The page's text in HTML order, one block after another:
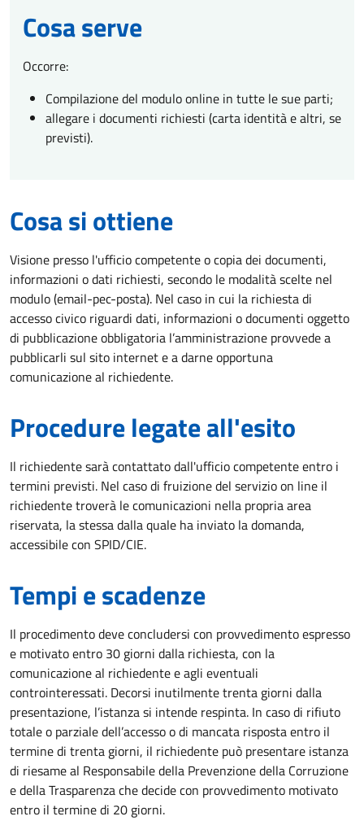
Cosa serve
Occorre:
Compilazione del modulo online in tutte le sue parti;
allegare i documenti richiesti (carta identità e altri, se
previsti).
Cosa si ottiene
Visione presso l'ufficio competente o copia dei documenti,
informazioni o dati richiesti, secondo le modalità scelte nel
modulo (email-pec-posta). Nel caso in cui la richiesta di
accesso civico riguardi dati, informazioni o documenti oggetto
di pubblicazione obbligatoria l’amministrazione provvede a
pubblicarli sul sito internet e a darne opportuna
comunicazione al richiedente.
Procedure legate all'esito
Il richiedente sarà contattato dall'ufficio competente entro i
termini previsti. Nel caso di fruizione del servizio on line il
richiedente troverà le comunicazioni nella propria area
riservata, la stessa dalla quale ha inviato la domanda,
accessibile con SPID/CIE.
Tempi e scadenze
Il procedimento deve concludersi con provvedimento espresso
e motivato entro 30 giorni dalla richiesta, con la
comunicazione al richiedente e agli eventuali
controinteressati. Decorsi inutilmente trenta giorni dalla
presentazione, l’istanza si intende respinta. In caso di rifiuto
totale o parziale dell’accesso o di mancata risposta entro il
termine di trenta giorni, il richiedente può presentare istanza
di riesame al Responsabile della Prevenzione della Corruzione
e della Trasparenza che decide con provvedimento motivato
entro il termine di 20 giorni.